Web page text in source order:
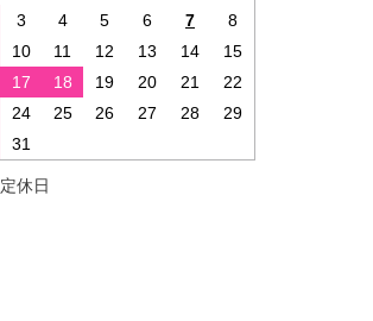
3 4 5 6 7
8
10 11 12 13 14
15
17 18 19 20 21
22
24 25 26 27 28
29
31
定休日